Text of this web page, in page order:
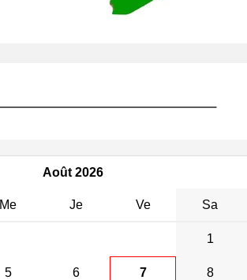
Août 2026
Me Je Ve Sa
1
5 6 7 8